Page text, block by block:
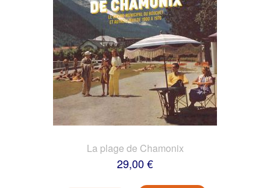
La plage de Chamonix
29,00 €